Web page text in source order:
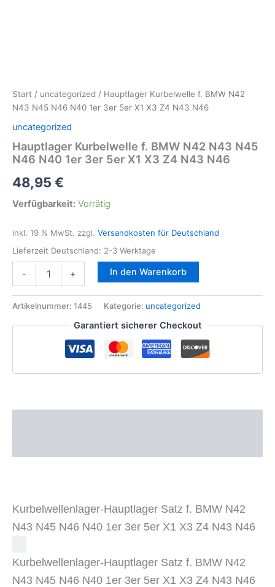
Start / uncategorized / Hauptlager Kurbelwelle f. BMW N42
N43 N45 N46 N40 1er 3er 5er X1 X3 Z4 N43 N46
uncategorized
Hauptlager Kurbelwelle f. BMW N42 N43 N45
N46 N40 1er 3er 5er X1 X3 Z4 N43 N46
48,95 €
Verfügbarkeit: Vorrätig
inkl. 19 % MwSt. zzgl. Versandkosten für Deutschland
Lieferzeit Deutschland: 2-3 Werktage
-
Kurbelwelle
BMW
N43
1er
+ In den Warenkorb
Artikelnummer: 1445 Kategorie: uncategorized
Garantiert sicherer Checkout
Kurbelwellenlager-Hauptlager Satz f. BMW N42
N43 N45 N46 N40 1er 3er 5er X1 X3 Z4 N43 N46
Kurbelwellenlager-Hauptlager Satz f. BMW N42
N43 N45 N46 N40 1er 3er 5er X1 X3 Z4 N43 N46